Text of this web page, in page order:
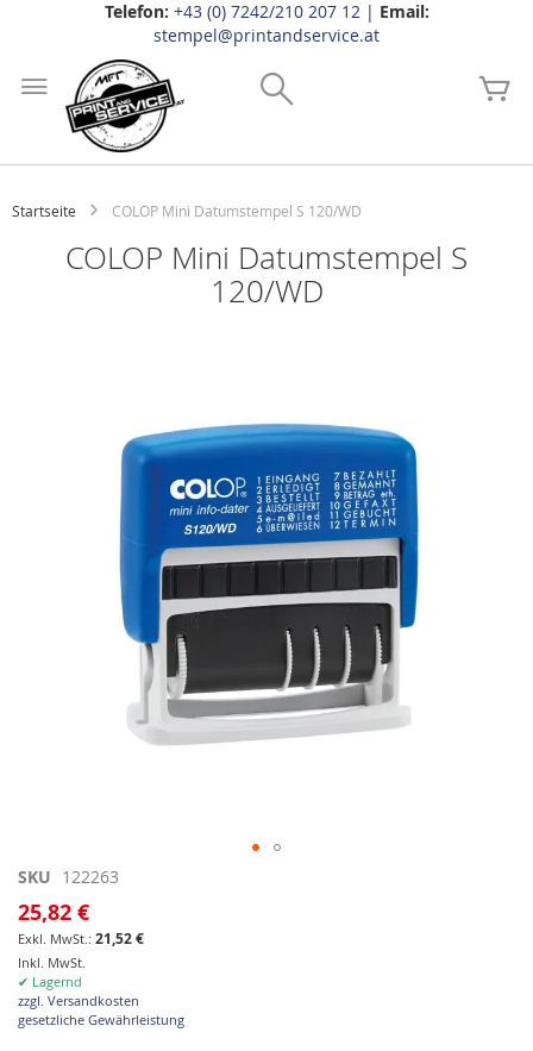
Telefon: +43 (0) 7242/210 207 12| Email:
stempel@printandservice.at
Inhalt
springen
Startseite COLOP Mini Datumstempel S 120/WD
COLOP Mini Datumstempel S
120/WD
Zum
der
Bildgalerie
springen
SKU 122263
25,82 €
21,52 €
Inkl. MwSt.
✔ Lagernd
zzgl. Versandkosten
gesetzliche Gewährleistung